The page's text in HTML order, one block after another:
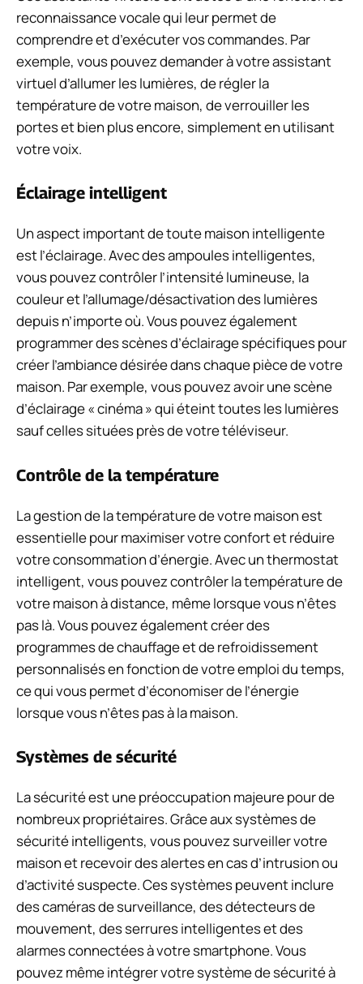
reconnaissance vocale qui leur permet de
comprendre et d’exécuter vos commandes. Par
exemple, vous pouvez demander à votre assistant
virtuel d’allumer les lumières, de régler la
température de votre maison, de verrouiller les
portes et bien plus encore, simplement en utilisant
votre voix.
Éclairage intelligent
Un aspect important de toute maison intelligente
est l’éclairage. Avec des ampoules intelligentes,
vous pouvez contrôler l’intensité lumineuse, la
couleur et l’allumage/désactivation des lumières
depuis n’importe où. Vous pouvez également
programmer des scènes d’éclairage spécifiques pour
créer l’ambiance désirée dans chaque pièce de votre
maison. Par exemple, vous pouvez avoir une scène
d’éclairage « cinéma » qui éteint toutes les lumières
sauf celles situées près de votre téléviseur.
Contrôle de la température
La gestion de la température de votre maison est
essentielle pour maximiser votre confort et réduire
votre consommation d’énergie. Avec un thermostat
intelligent, vous pouvez contrôler la température de
votre maison à distance, même lorsque vous n’êtes
pas là. Vous pouvez également créer des
programmes de chauffage et de refroidissement
personnalisés en fonction de votre emploi du temps,
ce qui vous permet d’économiser de l’énergie
lorsque vous n’êtes pas à la maison.
Systèmes de sécurité
La sécurité est une préoccupation majeure pour de
nombreux propriétaires. Grâce aux systèmes de
sécurité intelligents, vous pouvez surveiller votre
maison et recevoir des alertes en cas d’intrusion ou
d’activité suspecte. Ces systèmes peuvent inclure
des caméras de surveillance, des détecteurs de
mouvement, des serrures intelligentes et des
alarmes connectées à votre smartphone. Vous
pouvez même intégrer votre système de sécurité à